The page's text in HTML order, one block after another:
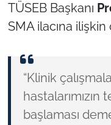
TÜSEB Başkanı
SMA ilacına
“Klinik
başlaması